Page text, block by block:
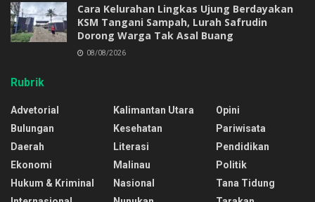
Cara Kelurahan Lingkas Ujung Berdayakan
KSM Tangani Sampah, Lurah Safrudin
Dorong Warga Tak Asal Buang
08/08/2026
Rubrik
Advetorial
Bulungan
Daerah
Ekonomi
Hukum & Kriminal
Kalimantan Utara
Kesehatan
Literasi
Malinau
Nasional
Opini
Pariwisata
Pendidikan
Politik
Tana Tidung